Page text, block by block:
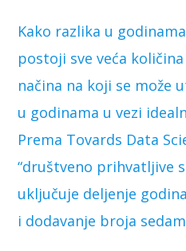
Kako razlika u
postoji sve veća
načina na koji se može
u godinama u vezi
Prema Tovards Data
“društveno prihvatljive
uključuje deljenje
i dodavanje broja